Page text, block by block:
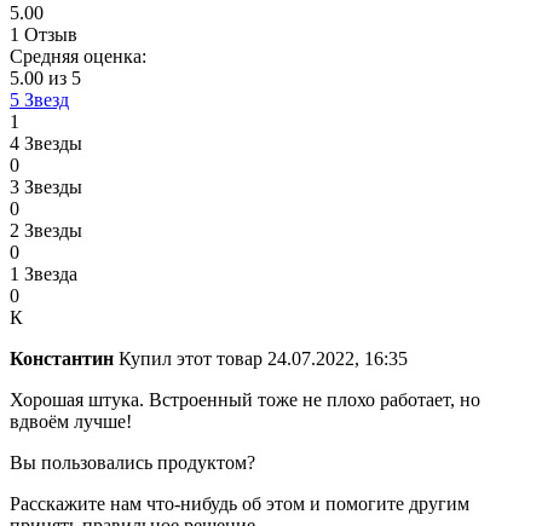
5.00
1 Отзыв
Средняя оценка:
5.00 из 5
5 Звезд
1
4 Звезды
0
3 Звезды
0
2 Звезды
0
1 Звезда
0
К
Константин Купил этот товар 24.07.2022, 16:35
Хорошая штука. Встроенный тоже не плохо работает, но
вдвоём лучше!
Вы пользовались продуктом?
Расскажите нам что-нибудь об этом и помогите другим